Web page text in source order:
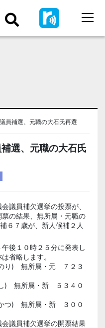
員補選、元職の大石氏再選
選、元職の大石氏
議員補欠選挙の投票が、
の結果、無所属・元職の
６７歳が、新人候補２人
後１０時２５分に発表し
省略します。
り) 無所属・元 ７２３
無所属・新 ５３４０
) 無所属・新 ３００
議員補欠選挙の開票結果